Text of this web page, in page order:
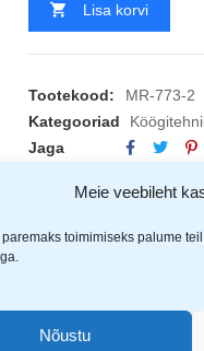
Meie veebileht
toimimiseks palume
Nõustu
Lisa korvi
Tootekood:
MR-773-2
Kategooriad
Jaga